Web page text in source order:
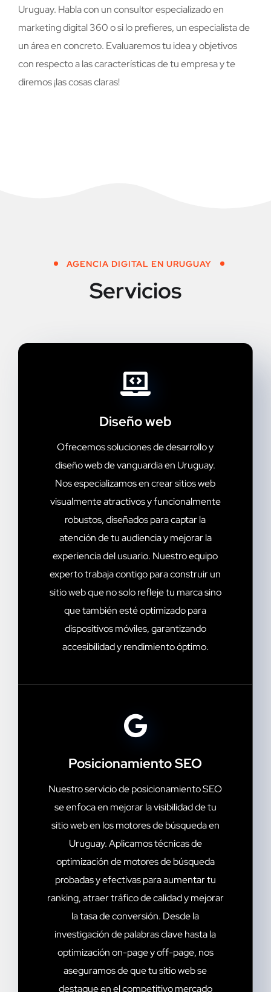
Uruguay. Habla con un consultor especializado en
marketing digital 360 o si lo prefieres, un especialista de
un área en concreto. Evaluaremos tu idea y objetivos
con respecto a las características de tu empresa y te
diremos ¡las cosas claras!
AGENCIA DIGITAL EN URUGUAY
Servicios
Diseño web
Ofrecemos soluciones de desarrollo y
diseño web de vanguardia en Uruguay.
Nos especializamos en crear sitios web
visualmente atractivos y funcionalmente
robustos, diseñados para captar la
atención de tu audiencia y mejorar la
experiencia del usuario. Nuestro equipo
experto trabaja contigo para construir un
sitio web que no solo refleje tu marca sino
que también esté optimizado para
dispositivos móviles, garantizando
accesibilidad y rendimiento óptimo.
Posicionamiento SEO
Nuestro servicio de posicionamiento SEO
se enfoca en mejorar la visibilidad de tu
sitio web en los motores de búsqueda en
Uruguay. Aplicamos técnicas de
optimización de motores de búsqueda
probadas y efectivas para aumentar tu
ranking, atraer tráfico de calidad y mejorar
la tasa de conversión. Desde la
investigación de palabras clave hasta la
optimización on-page y off-page, nos
aseguramos de que tu sitio web se
destaque en el competitivo mercado